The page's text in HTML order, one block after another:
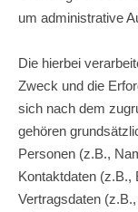
um administrative
Die hierbei
Zweck und die
sich nach dem
gehören
Personen (z.B.,
Kontaktdaten (z.B.,
Vertragsdaten